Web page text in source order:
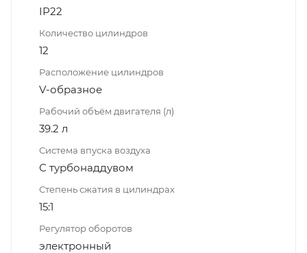
IP22
Количество цилиндров
12
Расположение цилиндров
V-образное
Рабочий объём двигателя (л)
39.2 л
Система впуска воздуха
С турбонаддувом
Степень сжатия в цилиндрах
15:1
Регулятор оборотов
электронный